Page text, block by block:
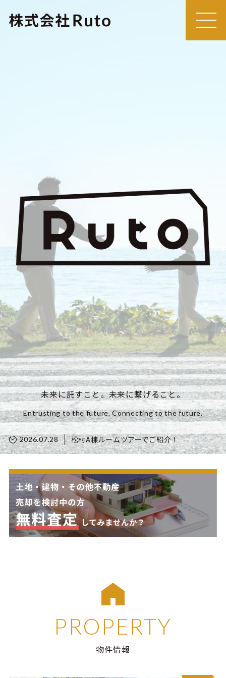
MEN
U
未来に託すこと。未来に繋げること。
Entrusting to the future. Connecting to the future.
2026.07.28 松村A棟ルームツアーでご紹介！
PROPERTY
物件情報